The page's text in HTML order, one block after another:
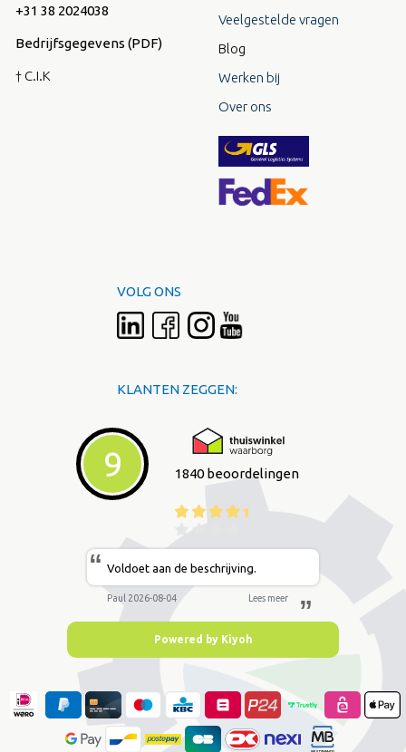
+31 38 2024038
Bedrijfsgegevens (PDF)
† C.I.K
Veelgestelde vragen
Blog
Werken bij
Over ons
VOLG ONS
KLANTEN ZEGGEN:
9 1840 beoordelingen
“ Voldoet aan de beschrijving.
Paul 2026-08-04 Lees meer ”
Powered by Kiyoh